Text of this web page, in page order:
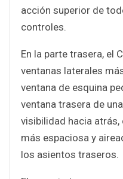
acción superior de
controles.
En la parte trasera, el
ventanas laterales
ventana de esquina
ventana trasera de
visibilidad hacia
más espaciosa y
los asientos traseros.